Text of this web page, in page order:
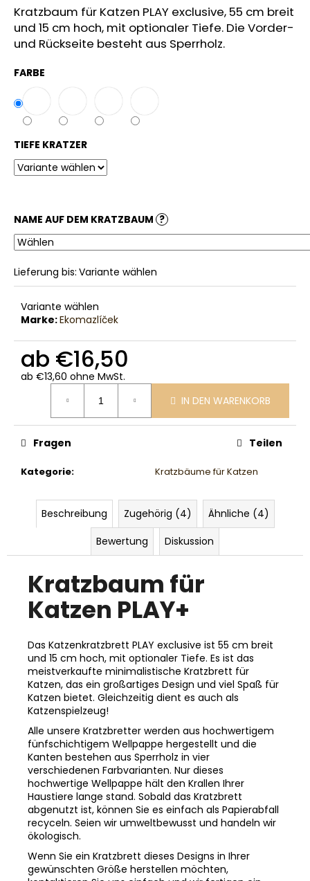
Kratzbaum für Katzen PLAY exclusive, 55 cm breit
und 15 cm hoch, mit optionaler Tiefe. Die Vorder-
und Rückseite besteht aus Sperrholz.
FARBE
TIEFE KRATZER
NAME AUF DEM KRATZBAUM ?
Lieferung bis: Variante wählen
Variante wählen
Marke:Ekomazlíček
ab €16,50
ab €13,60 ohne MwSt.
IN DEN WARENKORB
Kategorie: Kratzbäume für Katzen
Fragen Teilen
Beschreibung Zugehörig (4)
Ähnliche (4)
Bewertung
Diskussion
Kratzbaum für
Katzen PLAY+
Das Katzenkratzbrett PLAY exclusive ist 55 cm breit
und 15 cm hoch, mit optionaler Tiefe. Es ist das
meistverkaufte minimalistische Kratzbrett für
Katzen, das ein großartiges Design und viel Spaß für
Katzen bietet. Gleichzeitig dient es auch als
Katzenspielzeug!
Alle unsere Kratzbretter werden aus hochwertigem
fünfschichtigem Wellpappe hergestellt und die
Kanten bestehen aus Sperrholz in vier
verschiedenen Farbvarianten. Nur dieses
hochwertige Wellpappe hält den Krallen Ihrer
Haustiere lange stand. Sobald das Kratzbrett
abgenutzt ist, können Sie es einfach als Papierabfall
recyceln. Seien wir umweltbewusst und handeln wir
ökologisch.
Wenn Sie ein Kratzbrett dieses Designs in Ihrer
gewünschten Größe herstellen möchten,